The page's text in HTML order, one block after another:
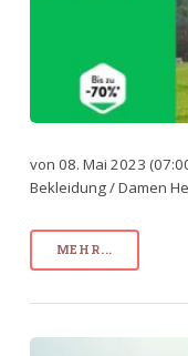
von 08. Mai 2023
Bekleidung / Damen
MEHR...